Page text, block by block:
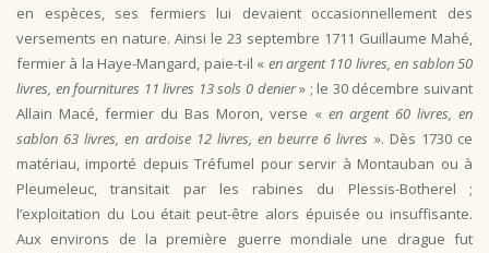
en espèces, ses fermiers lui devaient occasionnellement des
versements en nature. Ainsi le 23 septembre 1711 Guillaume Mahé,
fermier à la Haye-Mangard, paie-t-il « en argent 110 livres, en sablon 50
livres, en fournitures 11 livres 13 sols 0 denier» ; le 30 décembre suivant
Allain Macé, fermier du Bas Moron, verse « en argent 60 livres, en
sablon 63 livres, en ardoise 12 livres, en beurre 6 livres ». Dès 1730 ce
matériau, importé depuis Tréfumel pour servir à Montauban ou à
Pleumeleuc, transitait par les rabines du Plessis-Botherel ;
l’exploitation du Lou était peut-être alors épuisée ou insuffisante.
Aux environs de la première guerre mondiale une drague fut